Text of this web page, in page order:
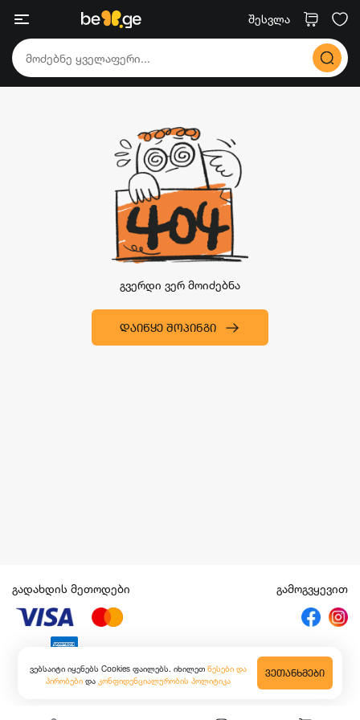
შესვლა
გვერდი ვერ მოიძებნა
ᲓᲐᲘᲬᲧᲔ ᲨᲝᲞᲘᲜᲒᲘ
ვებსაიტი იყენებს Cookies ფაილებს. იხილეთ წესები და
პირობები და კონფიდენციალურობის პოლიტიკა
ᲕᲔᲗᲐᲜᲮᲛᲔᲑᲘ
გადახდის მეთოდები გამოგვყევით